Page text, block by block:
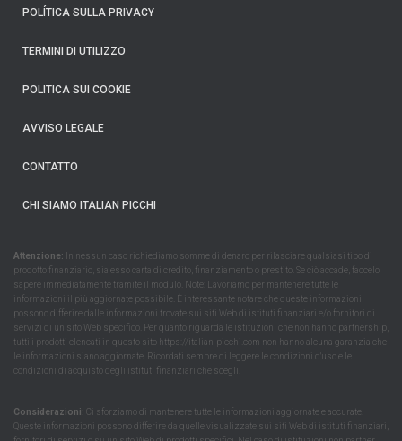
POLÍTICA SULLA PRIVACY
TERMINI DI UTILIZZO
POLITICA SUI COOKIE
AVVISO LEGALE
CONTATTO
CHI SIAMO ITALIAN PICCHI
Attenzione: In nessun caso richiediamo somme di denaro per rilasciare qualsiasi tipo di
prodotto finanziario, sia esso carta di credito, finanziamento o prestito. Se ciò accade, faccelo
sapere immediatamente tramite il modulo. Note: Lavoriamo per mantenere tutte le
informazioni il più aggiornate possibile. È interessante notare che queste informazioni
possono differire dalle informazioni trovate sui siti Web di istituti finanziari e/o fornitori di
servizi di un sito Web specifico. Per quanto riguarda le istituzioni che non hanno partnership,
tutti i prodotti elencati in questo sito https://italian-picchi.com non hanno alcuna garanzia che
le informazioni siano aggiornate. Ricordati sempre di leggere le condizioni d'uso e le
condizioni di acquisto degli istituti finanziari che scegli.
Considerazioni: Ci sforziamo di mantenere tutte le informazioni aggiornate e accurate.
Queste informazioni possono differire da quelle visualizzate sui siti Web di istituti finanziari,